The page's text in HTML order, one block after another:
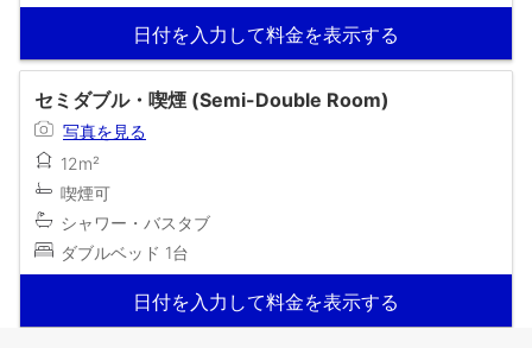
日付を入力して料金を表示する
セミダブル・喫煙 (Semi-Double Room)
写真を見る
12m²
喫煙可
シャワー・バスタブ
ダブルベッド 1台
日付を入力して料金を表示する